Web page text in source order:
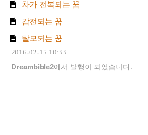
차가 전복되는 꿈
감전되는 꿈
탈모되는 꿈
2016-02-15 10:33
Dreambible2에서 발행이 되었습니다.